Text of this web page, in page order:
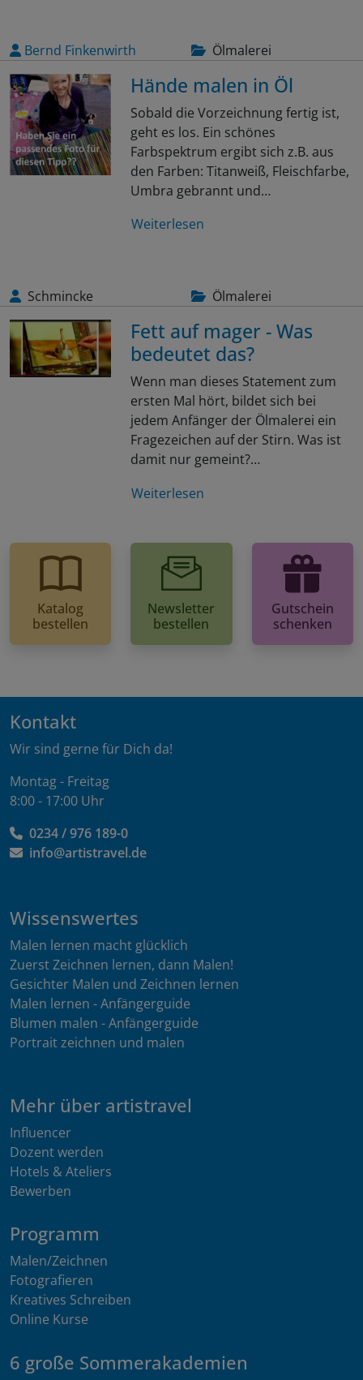
Bernd Finkenwirth Ölmalerei
Hände malen in Öl
Sobald die Vorzeichnung fertig ist,
geht es los. Ein schönes
Farbspektrum ergibt sich z.B. aus
den Farben: Titanweiß, Fleischfarbe,
Umbra gebrannt und…
Weiterlesen
Schmincke Ölmalerei
Fett auf mager - Was
bedeutet das?
Wenn man dieses Statement zum
ersten Mal hört, bildet sich bei
jedem Anfänger der Ölmalerei ein
Fragezeichen auf der Stirn. Was ist
damit nur gemeint?…
Weiterlesen
Katalog
bestellen
Newsletter
bestellen
Gutschein
schenken
Kontakt
Wir sind gerne für Dich da!
Montag - Freitag
8:00 - 17:00 Uhr
0234 / 976 189-0
info@artistravel.de
Wissenswertes
Malen lernen macht glücklich
Zuerst Zeichnen lernen, dann Malen!
Gesichter Malen und Zeichnen lernen
Malen lernen - Anfängerguide
Blumen malen - Anfängerguide
Portrait zeichnen und malen
Mehr über artistravel
Influencer
Dozent werden
Hotels & Ateliers
Bewerben
Programm
Malen/Zeichnen
Fotografieren
Kreatives Schreiben
Online Kurse
6 große Sommerakademien